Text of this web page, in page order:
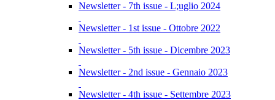
Newsletter - 7th issue - L;uglio 2024
Newsletter - 1st issue - Ottobre 2022
Newsletter - 5th issue - Dicembre 2023
Newsletter - 2nd issue - Gennaio 2023
Newsletter - 4th issue - Settembre 2023